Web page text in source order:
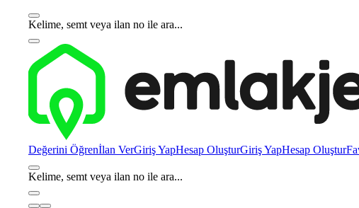
Kelime, semt veya ilan no ile ara...
Değerini Öğrenİlan VerGiriş YapHesap OluşturGiriş YapHesap Oluştur
Kelime, semt veya ilan no ile ara...